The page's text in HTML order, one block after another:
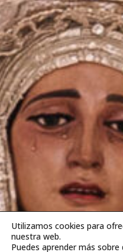
Utilizamos cookies para
nuestra web.
Puedes aprender más